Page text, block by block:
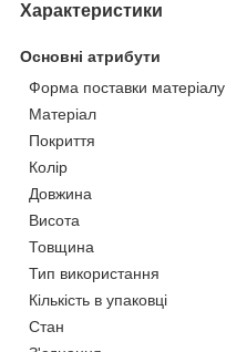
Характеристики
Основні атрибути
Форма поставки матеріалу
Матеріал
Покриття
Колір
Довжина
Висота
Товщина
Тип використання
Кількість в упаковці
Стан